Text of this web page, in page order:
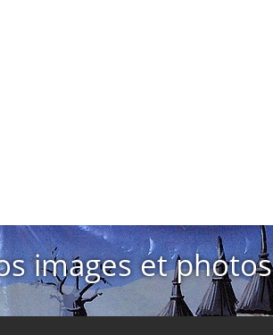
images et photos